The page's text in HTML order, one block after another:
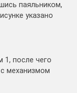
паяльником,
указано
1, после чего
механизмом